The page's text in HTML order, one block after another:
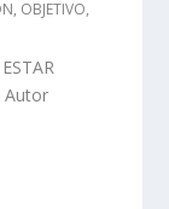
, OBJETIVO,
Autor